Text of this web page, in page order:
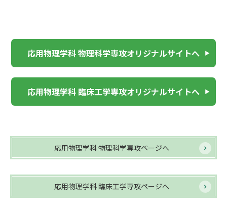
応用物理学科 物理科学専攻オリジナルサイトへ
応用物理学科 臨床工学専攻オリジナルサイトへ
応用物理学科 物理科学専攻ページへ
応用物理学科 臨床工学専攻ページへ